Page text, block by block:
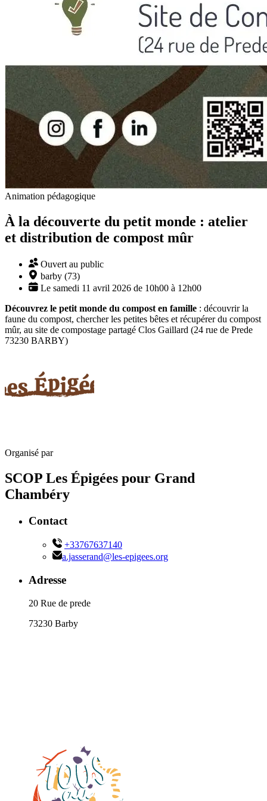
Animation pédagogique
À la découverte du petit monde : atelier
et distribution de compost mûr
Ouvert au public
barby (73)
Le samedi 11 avril 2026 de 10h00 à 12h00
Découvrez le petit monde du compost en famille : découvrir la
faune du compost, chercher les petites bêtes et récupérer du compost
mûr, au site de compostage partagé Clos Gaillard (24 rue de Prede
73230 BARBY)
Organisé par
SCOP Les Épigées pour Grand
Chambéry
Contact
+33767637140
a.jasserand@les-epigees.org
Adresse
20 Rue de prede
73230 Barby